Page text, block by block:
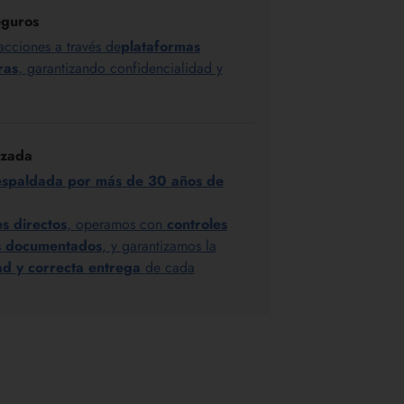
a través deplataformas
, garantizando confidencialidad y
por más de 30 años de
directos, operamos con controles
, y garantizamos la
y correcta entrega de cada